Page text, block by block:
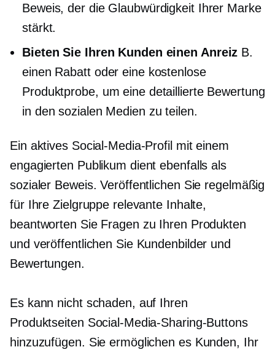
Beweis, der die Glaubwürdigkeit Ihrer Marke
stärkt.
Bieten Sie Ihren Kunden einen Anreiz B.
einen Rabatt oder eine kostenlose
Produktprobe, um eine detaillierte Bewertung
in den sozialen Medien zu teilen.
Ein aktives Social-Media-Profil mit einem
engagierten Publikum dient ebenfalls als
sozialer Beweis. Veröffentlichen Sie regelmäßig
für Ihre Zielgruppe relevante Inhalte,
beantworten Sie Fragen zu Ihren Produkten
und veröffentlichen Sie Kundenbilder und
Bewertungen.
Es kann nicht schaden, auf Ihren
Produktseiten Social-Media-Sharing-Buttons
hinzuzufügen. Sie ermöglichen es Kunden, Ihr